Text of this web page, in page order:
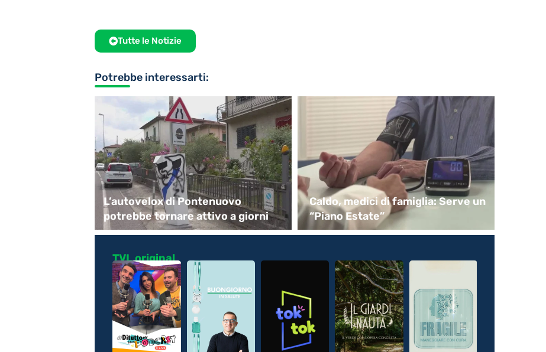
Tutte le Notizie
Potrebbe interessarti:
L’autovelox di Pontenuovo
potrebbe tornare attivo a giorni
Caldo, medici di famiglia: Serve un
“Piano Estate”
TVL original